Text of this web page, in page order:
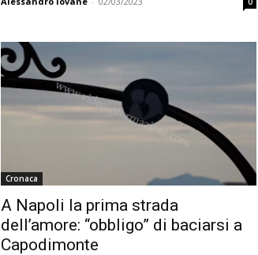
Cronaca
A Napoli la prima strada
dell’amore: “obbligo” di baciarsi a
Capodimonte